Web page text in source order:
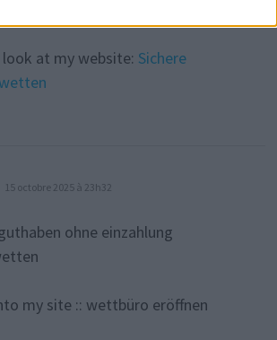
look at my website: Sichere
dit :
15 octobre 2025 à 23h32
ohne einzahlung
my site :: wettbüro eröffnen